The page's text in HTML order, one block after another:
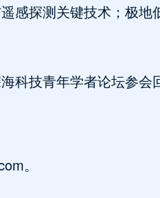
感探测关键技术；极
科技青年学者论坛参会
。